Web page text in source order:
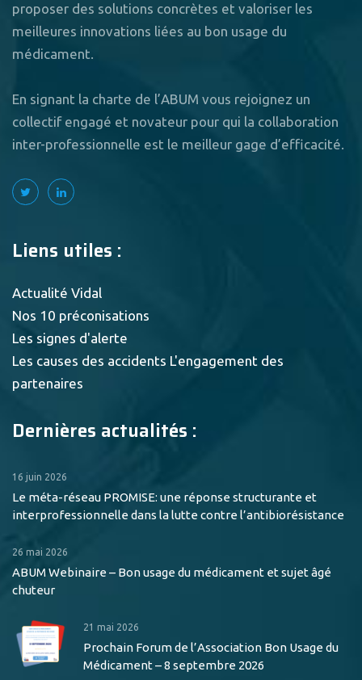
proposer des solutions concrètes et valoriser les
meilleures innovations liées au bon usage du
médicament.
En signant la charte de l’ABUM vous rejoignez un
collectif engagé et novateur pour qui la collaboration
inter-professionnelle est le meilleur gage d’efficacité.
Liens utiles :
Actualité Vidal
Nos 10 préconisations
Les signes d'alerte
Les causes des accidents L'engagement des
partenaires
Dernières actualités :
16 juin 2026
Le méta-réseau PROMISE: une réponse structurante et
interprofessionnelle dans la lutte contre l’antibiorésistance
26 mai 2026
ABUM Webinaire – Bon usage du médicament et sujet âgé
chuteur
21 mai 2026
Prochain Forum de l’Association Bon Usage du
Médicament – 8 septembre 2026